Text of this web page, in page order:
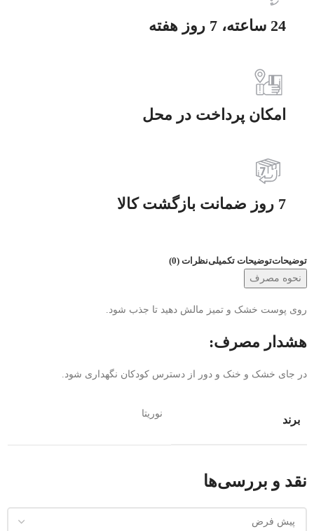
24 ساعته، 7 روز هفته
امکان پرداخت در محل
7 روز ضمانت بازگشت کالا
توضیحاتتوضیحات تکمیلینظرات (0)
نحوه مصرف
روی پوست خشک و تمیز مالش دهید تا جذب شود.
هشدار مصرف:
در جای خشک و خنک و دور از دسترس کودکان نگهداری شود.
برند
نوریتا
نقد و بررسی‌ها